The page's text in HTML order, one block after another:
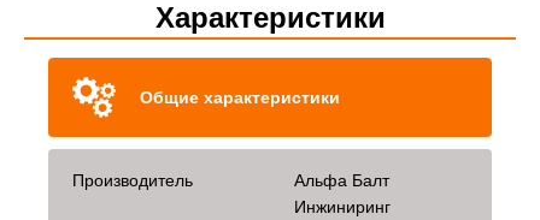
Характеристики
Общие характеристики
Производитель
Альфа Балт
Инжиниринг